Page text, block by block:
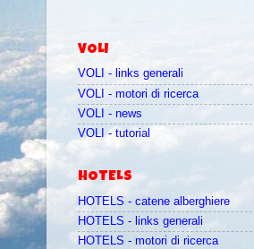
VOLI
VOLI - links generali
VOLI - motori di ricerca
VOLI - news
VOLI - tutorial
HOTELS
HOTELS - catene alberghiere
HOTELS - links generali
HOTELS - motori di ricerca